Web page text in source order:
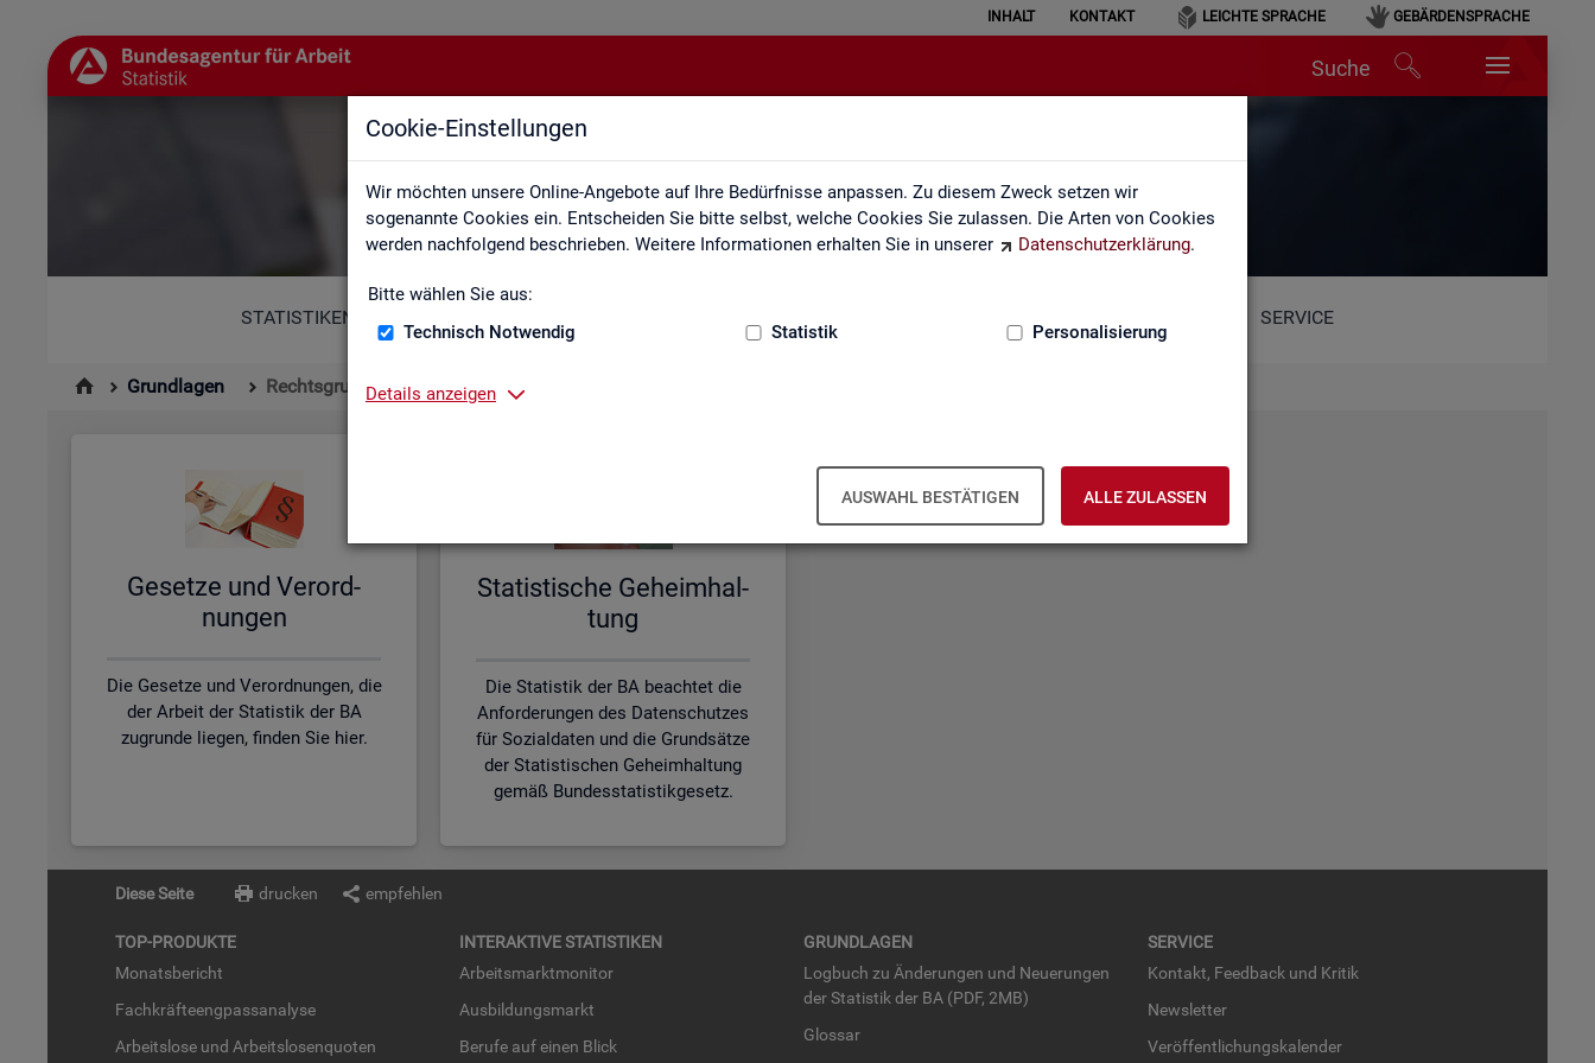
Cookie-Einstellungen
Wir möchten unsere Online-Angebote auf Ihre Bedürfnisse anpassen. Zu diesem Zweck setzen wir
sogenannte Cookies ein. Entscheiden Sie bitte selbst, welche Cookies Sie zulassen. Die Arten von Cookies
werden nachfolgend beschrieben. Weitere Informationen erhalten Sie in unserer
Datenschutzerklärung.
Bitte wählen Sie aus:
Technisch Notwendig
Statistik Personalisierung
Details anzeigen
AUSWAHL BESTÄTIGEN ALLE ZULASSEN
INHALT KONTAKT LEICHTE SPRACHE GEBÄRDENSPRACHE
Suche
Rechtsgrundlagen
STATISTIKEN SERVICE
Grundlagen Rechtsgrundlagen
Ge­set­ze und Ver­ord­
nun­gen
Die Gesetze und Verordnungen, die
der Arbeit der Statistik der BA
zugrunde liegen, finden Sie hier.
Sta­tis­ti­sche Ge­heim­hal­
tung
Die Statistik der BA beachtet die
Anforderungen des Datenschutzes
für Sozialdaten und die Grundsätze
der Statistischen Geheimhaltung
gemäß Bundesstatistikgesetz.
Diese Seite drucken empfehlen
TOP-PRO­DUK­TE
Mo­nats­be­richt
Fach­kräf­te­eng­pass­ana­ly­se
Ar­beits­lo­se und Ar­beits­lo­sen­quo­ten
IN­TER­AK­TI­VE STA­TIS­TI­KEN
Ar­beits­markt­mo­ni­tor
Aus­bil­dungs­markt
Be­ru­fe auf einen Blick
GRUND­LA­GEN
Log­buch zu Än­de­run­gen und Neue­run­gen
der Sta­tis­tik der BA (PDF, 2MB)
Glos­sar
SER­VICE
Kon­takt, Feed­back und Kri­tik
News­let­ter
Ver­öf­fent­li­chungs­ka­len­der